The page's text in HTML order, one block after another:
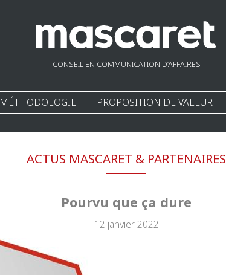
CONSEIL EN COMMUNICATION D’AFFAIRES
MÉTHODOLOGIE PROPOSITION DE VALEUR
ACTUS MASCARET & PARTENAIRES
Pourvu que ça dure
12 janvier 2022